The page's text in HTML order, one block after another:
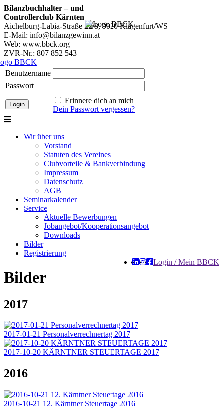
Bilanzbuchhalter – und
Controllerclub Kärnten
Aichelburg-Labia-Straße 22/8, 9020 Klagenfurt/WS
E-Mail: info@bilanzgewinn.at
Web: www.bbck.org
ZVR-Nr.: 807 852 543
Benutzername
Passwort
Erinnere dich an mich
Dein Passwort vergessen?
Wir über uns
Vorstand
Statuten des Vereines
Clubvorteile & Bankverbindung
Impressum
Datenschutz
AGB
Seminarkalender
Service
Aktuelle Bewerbungen
Jobangebot/Kooperationsangebot
Downloads
Bilder
Registrierung
Login / Mein BBCK
Bilder
2017
2017-01-21 Personalverrechnertag 2017
2017-10-20 KÄRNTNER STEUERTAGE 2017
2016
2016-10-21 12. Kärntner Steuertage 2016